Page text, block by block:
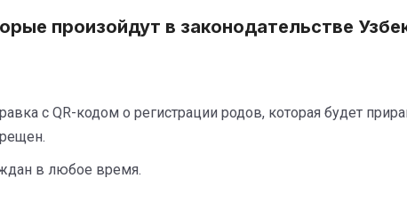
произойдут в законодательстве
с QR-кодом о регистрации родов, которая будет
в любое время.